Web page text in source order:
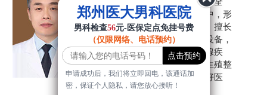
面。在男科疾病的诊断和诊疗中，形
成了一套独具特色的诊疗方案。擅长
运用国内外先进的医学技术和设备，
科学诊疗各类阳痿早泄、前列腺疾
病、射精障碍、性病、HPV、生殖整
形等疾病，是患者非常信赖的好医
生。
郑州医大男科医院
男科检查56元-医保定点免挂号费
（仅限网络、电话预约）
申请成功后，我们将立即回电，该通话加
密，保证个人隐私，请您放心接听！